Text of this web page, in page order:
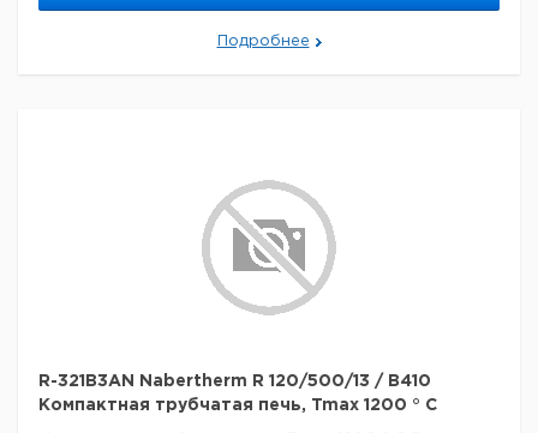
текстурированной нержавеющей стали-
Используются только волокнистые материалы,
которые не классифицируются как канцерогенные в
соответствии с TRGS 905, класс 1 или 2.- диаметр
Подробнее
R-321B3AN Nabertherm R 120/500/13 / B410
Компактная трубчатая печь, Tmax 1200 ° C